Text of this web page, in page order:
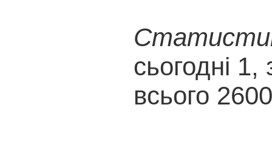
сьогодні 1,
всього 2600